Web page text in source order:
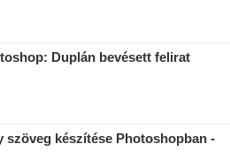
Duplán bevésett felirat
szöveg készítése Photoshopban -